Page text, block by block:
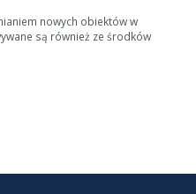
nowych obiektów w
są również ze środków